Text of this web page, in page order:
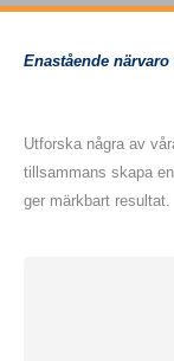
Enastående
Utforska några av
tillsammans skapa
ger märkbart resultat.